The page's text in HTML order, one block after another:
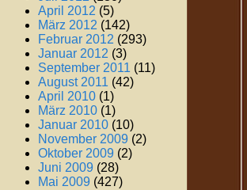
April 2012 (5)
März 2012 (142)
Februar 2012 (293)
Januar 2012 (3)
September 2011 (11)
August 2011 (42)
April 2010 (1)
März 2010 (1)
Januar 2010 (10)
November 2009 (2)
Oktober 2009 (2)
Juni 2009 (28)
Mai 2009 (427)